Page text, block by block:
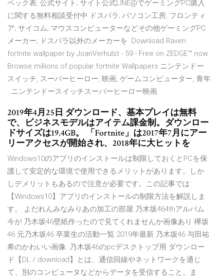
ペック表; 公式サイト; サイト公式LINE@でゲーミングPC購入
に関する無料相談受付中 ドスパラ; パソコン工房; フロンティ
ア; サイコム; マウスコンピューターなどその他ゲーミングPC
メーカー; ドスパラ以外のメーカーを Download Raven
fortnite wallpaper by JoanVerhulst - 59 - Free on ZEDGE™ now.
Browse millions of popular fortnite Wallpapers ニンテンドー
スイッチ, スーパーヒーロー, 映画, ゲームコンピューター, 青年
· ニンテンドースイッチスーパーヒーロー映画
2019年4月25日 ダウンロード、基本プレイは無料
で、ビジネスモデルはアイテム課金制。ダウンロー
ドサイズは19.4GB。 「Fortnite」は2017年7月にアー
リーアクセスが開始され、2018年に大ヒットを
Windows10のアプリのインストールは制限しておくとPCを保
護して安定的な環境で使用できるメリットがあります。しか
しデメリットもあるので注意が必要です。この記事では
【Windows10】アプリのインストールの制限方法を解説しま
す。 よだれんみなみりあの加工の部屋 乃木坂464thアルバム
今が 乃木坂46壁紙作ったので見てくれませんか画像あり 欅坂
46 元乃木坂46 卒業生の活動一覧 2019年最新 乃木坂46 与田祐
希のかわいい画像. 乃木坂46のpcデスクトップ用 ダウンロー
ド【DL / download】とは、通信回線やネットワークを通じ
て、別のコンピュータなどからデータを受信すること。ま